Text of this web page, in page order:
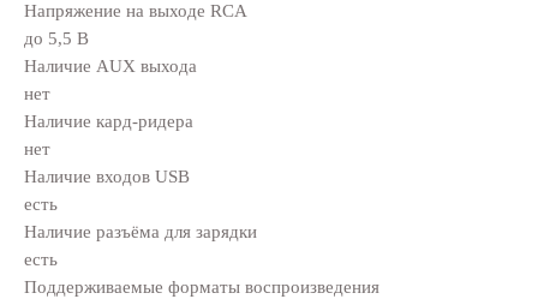
Напряжение на выходе RCA
до 5,5 В
Наличие AUX выхода
нет
Наличие кард-ридера
нет
Наличие входов USB
есть
Наличие разъёма для зарядки
есть
Поддерживаемые форматы воспроизведения